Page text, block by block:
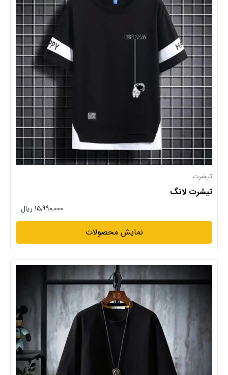
تیشرت
تیشرت لانگ
۱۵,۹۹۰,۰۰۰ ریال
نمایش محصولات